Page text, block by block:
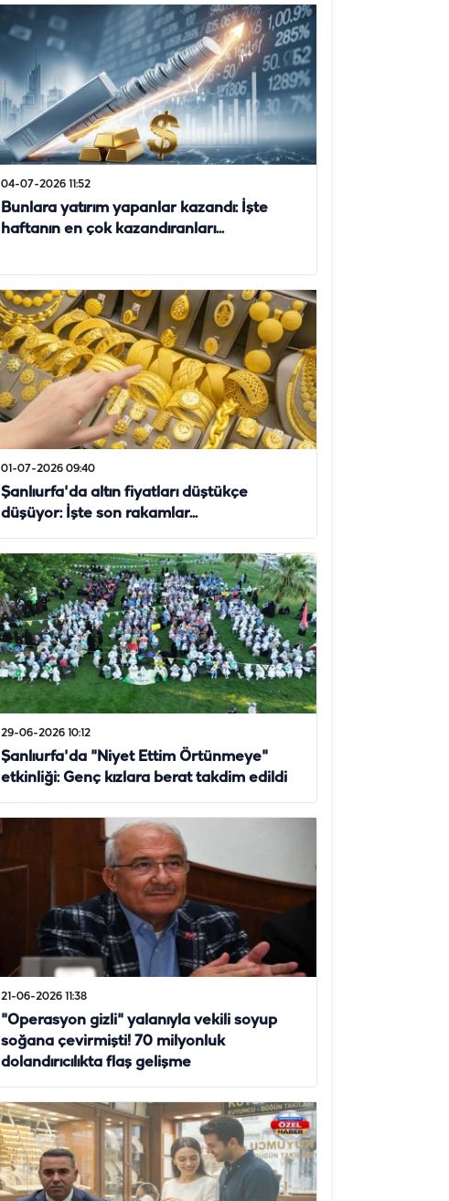
04-07-2026 11:52
Bunlara yatırım yapanlar kazandı: İşte
haftanın en çok kazandıranları...
01-07-2026 09:40
Şanlıurfa'da altın fiyatları düştükçe
düşüyor: İşte son rakamlar...
29-06-2026 10:12
Şanlıurfa'da "Niyet Ettim Örtünmeye"
etkinliği: Genç kızlara berat takdim edildi
21-06-2026 11:38
"Operasyon gizli" yalanıyla vekili soyup
soğana çevirmişti! 70 milyonluk
dolandırıcılıkta flaş gelişme